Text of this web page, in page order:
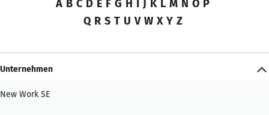
A B C D E F G H I J K L M N O P
Q R S T U V W X Y Z
Unternehmen
New Work SE